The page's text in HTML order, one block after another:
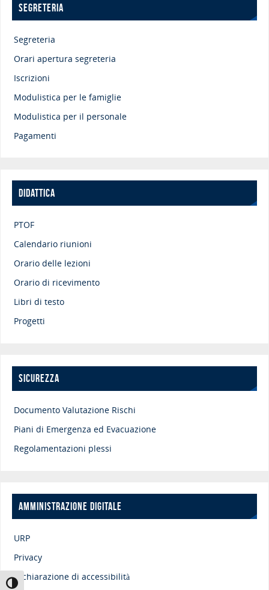
Attiva/disattiva alto contrasto
SEGRETERIA
Segreteria
Orari apertura segreteria
Iscrizioni
Modulistica per le famiglie
Modulistica per il personale
Pagamenti
DIDATTICA
PTOF
Calendario riunioni
Orario delle lezioni
Orario di ricevimento
Libri di testo
Progetti
SICUREZZA
Documento Valutazione Rischi
Piani di Emergenza ed Evacuazione
Regolamentazioni plessi
AMMINISTRAZIONE DIGITALE
URP
Privacy
Dichiarazione di accessibilità